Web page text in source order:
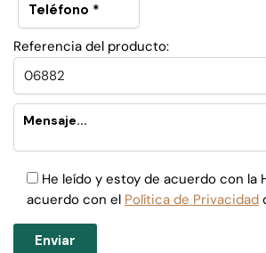
Referencia del producto:
He leído y estoy de acuerdo con la
acuerdo con el Política de Privacidad